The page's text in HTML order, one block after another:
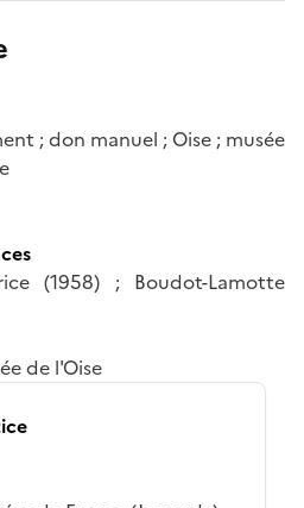
; don manuel ; Oise ; musée
(1958) ; Boudot-Lamotte
de l'Oise